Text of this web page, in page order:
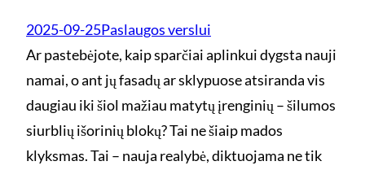
2025-09-25Paslaugos verslui
Ar pastebėjote, kaip sparčiai aplinkui dygsta nauji
namai, o ant jų fasadų ar sklypuose atsiranda vis
daugiau iki šiol mažiau matytų įrenginių – šilumos
siurblių išorinių blokų? Tai ne šiaip mados
klyksmas. Tai – nauja realybė, diktuojama ne tik